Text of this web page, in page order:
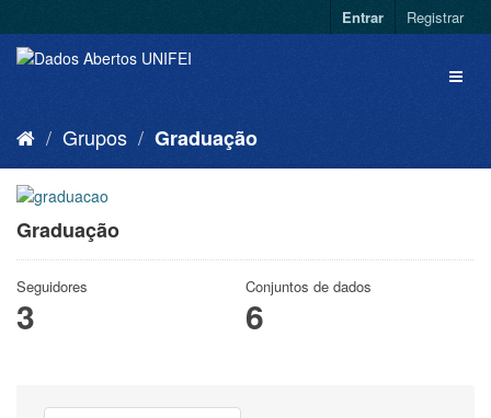
Entrar Registrar
Grupos Graduação
Graduação
Seguidores
3
Conjuntos de dados
6